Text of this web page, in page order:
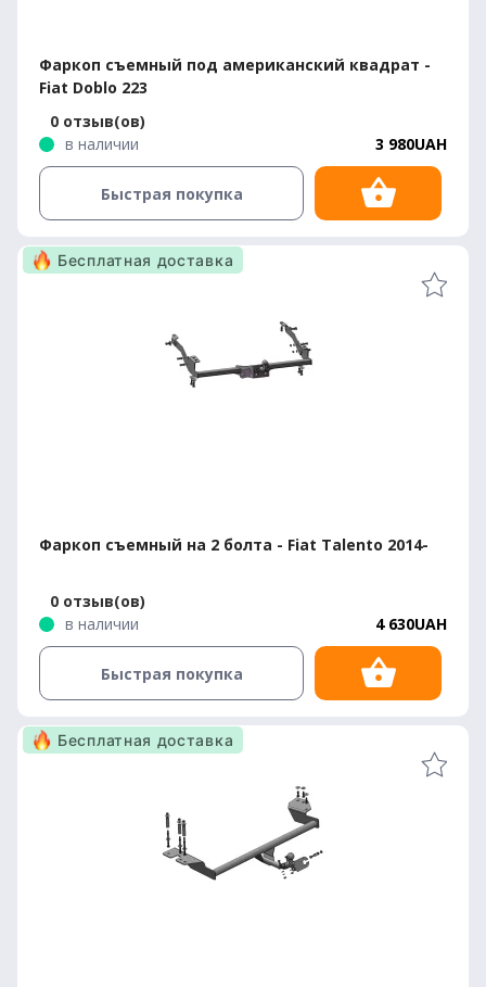
Фаркоп съемный под американский квадрат -
Fiat Doblo 223
0 отзыв(ов)
в наличии
3 980UAH
Быстрая покупка
Фаркоп съемный на 2 болта - Fiat Talento 2014-
0 отзыв(ов)
в наличии
4 630UAH
Бесплатная доставка
Быстрая покупка
Бесплатная доставка